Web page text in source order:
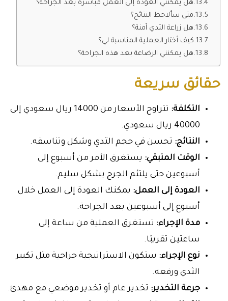
هل يمكنني العودة إلى العمل مباشرة بعد الجراحة؟
متى سألاحظ النتائج؟
هل زراعة الثدي آمنة؟
كيف أختار العملية المناسبة لي؟
هل يمكنني الرضاعة بعد هذه الجراحة؟
حقائق سريعة
التكلفة:
تتراوح الأسعار من 14000 ريال سعودي إلى
40000 ريال سعودي.
النتائج: تحسن في حجم الثدي وشكل وتناسقه.
الوقت المتبقي: يستغرق الأمر من أسبوع إلى
أسبوعين حتى يلتئم الجرح بشكل سليم.
العودة إلى العمل: يمكنك العودة إلى العمل خلال
أسبوع إلى أسبوعين بعد الجراحة.
مدة الإجراء: تستغرق العملية من ساعة إلى
ساعتين تقريبًا.
نوع الإجراء: ستكون الاستراتيجية جراحية مثل تكبير
الثدي ورفعه.
جرعة التخدير: تخدير عام أو تخدير موضعي مع مهدئ.